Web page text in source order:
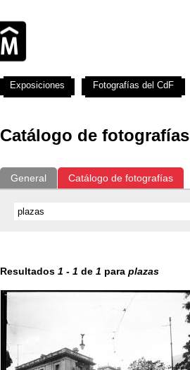
Catálogo de fotografías
General Catálogo de fotografías
Resultados 1 - 1 de 1 para plazas
Exposiciones Fotografías del CdF